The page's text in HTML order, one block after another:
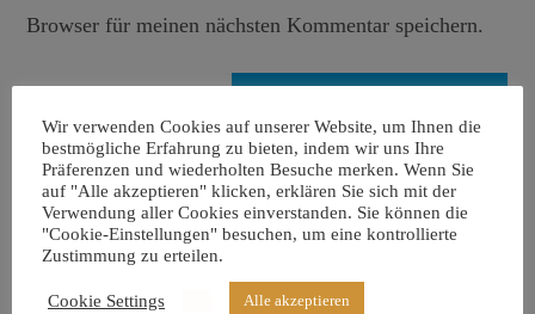
Browser für meinen nächsten Kommentar speichern.
Das könnte dir auch gefallen
Wir verwenden Cookies auf unserer Website, um Ihnen die
bestmögliche Erfahrung zu bieten, indem wir uns Ihre
Präferenzen und wiederholten Besuche merken. Wenn Sie
auf "Alle akzeptieren" klicken, erklären Sie sich mit der
Verwendung aller Cookies einverstanden. Sie können die
"Cookie-Einstellungen" besuchen, um eine kontrollierte
Zustimmung zu erteilen.
Cookie Settings Alle akzeptieren